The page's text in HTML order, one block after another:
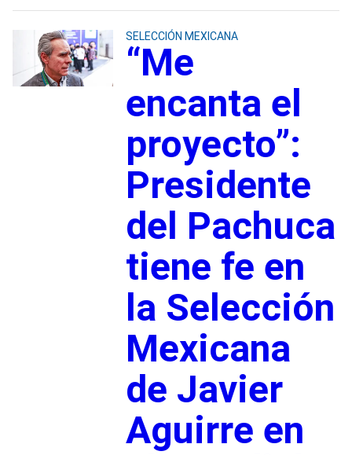
SELECCIÓN MEXICANA
“Me
encanta el
proyecto”:
Presidente
del Pachuca
tiene fe en
la Selección
Mexicana
de Javier
Aguirre en